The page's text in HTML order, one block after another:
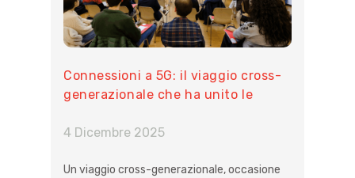
Connessioni a 5G: il viaggio cross-
generazionale che ha unito le
4 Dicembre 2025
Un viaggio cross-generazionale, occasione